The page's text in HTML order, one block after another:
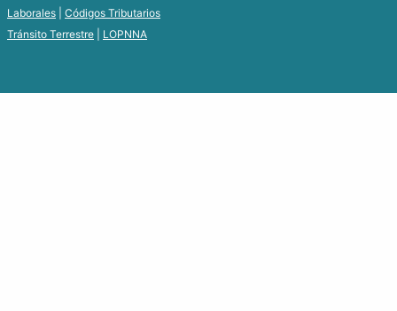
Laborales
Códigos Tributarios
Tránsito Terrestre
LOPNNA